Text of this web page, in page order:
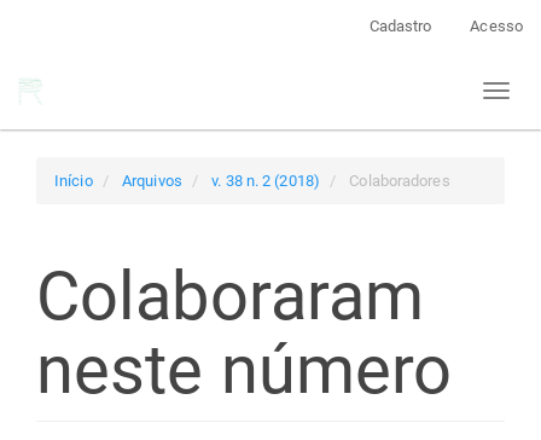
Cadastro Acesso
Toggle
Início Arquivos v. 38 n. 2 (2018) Colaboradores
Colaboraram
neste número